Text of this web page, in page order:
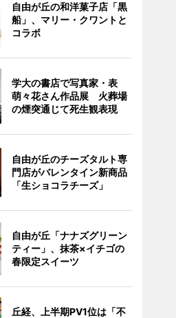
自由が丘の和洋菓子店「黒
船」、マリー・クワントと
コラボ
学大の書店で写真家・表
萌々花さん作品展 火葬場
の煙突通じて死生観表現
自由が丘のチーズタルト専
門店がバレンタイン新商品
「生ショコラチーズ」
自由が丘「ナナズグリーン
ティー」、抹茶×イチゴの
春限定スイーツ
丘経、上半期PV1位は「不